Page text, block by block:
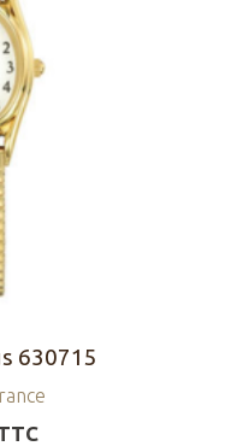
630715